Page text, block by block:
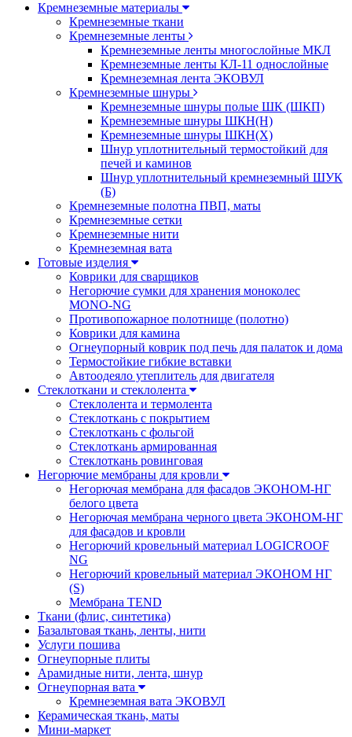
Кремнеземные материалы
Кремнеземные ткани
Кремнеземные ленты
Кремнеземные ленты многослойные МКЛ
Кремнеземные ленты КЛ-11 однослойные
Кремнеземная лента ЭКОВУЛ
Кремнеземные шнуры
Кремнеземные шнуры полые ШК (ШКП)
Кремнеземные шнуры ШКН(Н)
Кремнеземные шнуры ШКН(Х)
Шнур уплотнительный термостойкий для
печей и каминов
Шнур уплотнительный кремнеземный ШУК
(Б)
Кремнеземные полотна ПВП, маты
Кремнеземные сетки
Кремнеземные нити
Кремнеземная вата
Готовые изделия
Коврики для сварщиков
Негорючие сумки для хранения моноколес
MONO-NG
Противопожарное полотнище (полотно)
Коврики для камина
Огнеупорный коврик под печь для палаток и дома
Термостойкие гибкие вставки
Автоодеяло утеплитель для двигателя
Стеклоткани и стеклолента
Стеклолента и термолента
Стеклоткань с покрытием
Стеклоткань с фольгой
Стеклоткань армированная
Стеклоткань ровинговая
Негорючие мембраны для кровли
Негорючая мембрана для фасадов ЭКОНОМ-НГ
белого цвета
Негорючая мембрана черного цвета ЭКОНОМ-НГ
для фасадов и кровли
Негорючий кровельный материал LOGICROOF
NG
Негорючий кровельный материал ЭКОНОМ НГ
(S)
Мембрана TEND
Ткани (флис, синтетика)
Базальтовая ткань, ленты, нити
Услуги пошива
Огнеупорные плиты
Арамидные нити, лента, шнур
Огнеупорная вата
Кремнеземная вата ЭКОВУЛ
Керамическая ткань, маты
Мини-маркет